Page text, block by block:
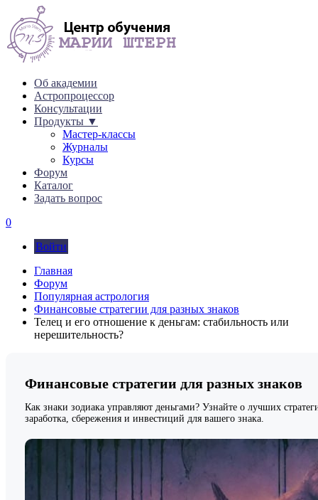
Об академии
Астропроцессор
Консультации
Продукты ▼
Мастер-классы
Журналы
Курсы
Форум
Каталог
Задать вопрос
0
Войти
Главная
Форум
Популярная астрология
Финансовые стратегии для разных знаков
Телец и его отношение к деньгам: стабильность или
нерешительность?
Финансовые стратегии для разных знаков
Как знаки зодиака управляют деньгами? Узнайте о лучших
заработка, сбережения и инвестиций для вашего знака.